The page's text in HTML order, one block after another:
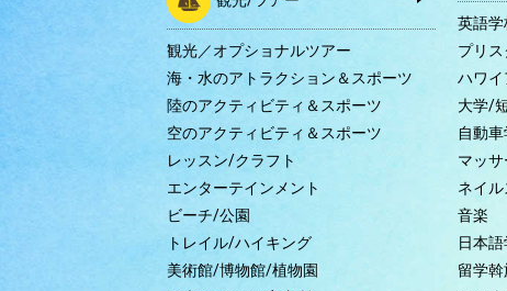
観光／オプショナルツアー
海・水のアトラクション＆スポーツ
陸のアクティビティ＆スポーツ
空のアクティビティ＆スポーツ
レッスン/クラフト
エンターテインメント
ビーチ/公園
トレイル/ハイキング
美術館/博物館/植物園
英語学
プリ
ハワイ
大学/
自動
マッ
ネイ
音楽
日本
留学斡